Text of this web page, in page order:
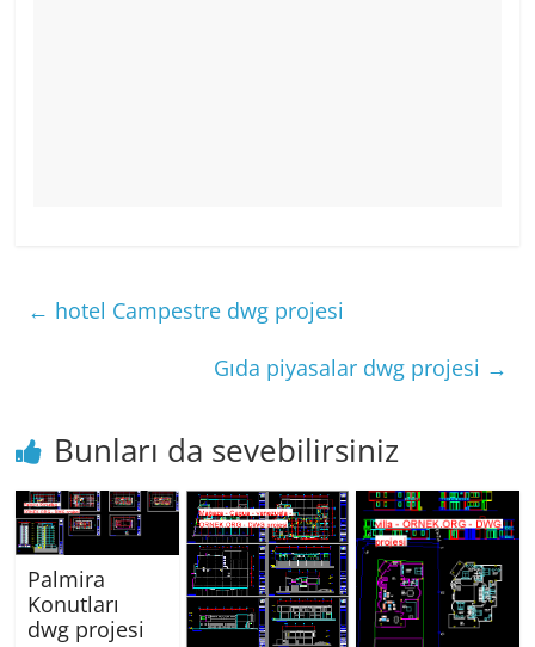
← hotel Campestre dwg projesi
Gıda piyasalar dwg projesi →
Bunları da sevebilirsiniz
Palmira
Konutları
dwg projesi